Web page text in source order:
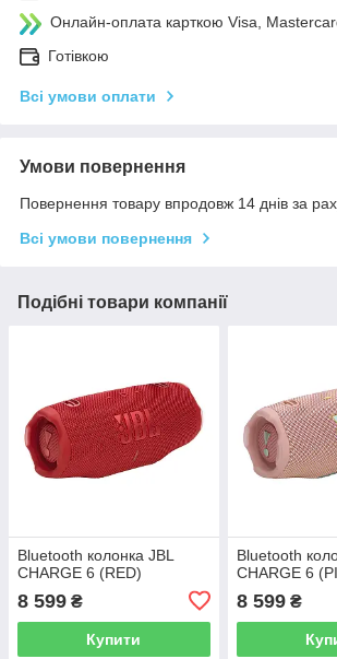
Онлайн-оплата карткою Visa,
Готівкою
Всі умови оплати
Умови повернення
Повернення товару впродовж 14 днів за
Всі умови повернення
Подібні товари компанії
Bluetooth колонка JBL
CHARGE 6 (RED)
8 599 ₴
Купити
Bluetooth
CHARGE 6
8 599₴